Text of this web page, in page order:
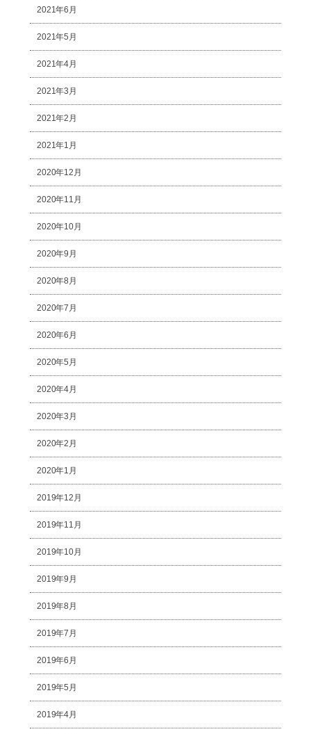
2021年6月
2021年5月
2021年4月
2021年3月
2021年2月
2021年1月
2020年12月
2020年11月
2020年10月
2020年9月
2020年8月
2020年7月
2020年6月
2020年5月
2020年4月
2020年3月
2020年2月
2020年1月
2019年12月
2019年11月
2019年10月
2019年9月
2019年8月
2019年7月
2019年6月
2019年5月
2019年4月